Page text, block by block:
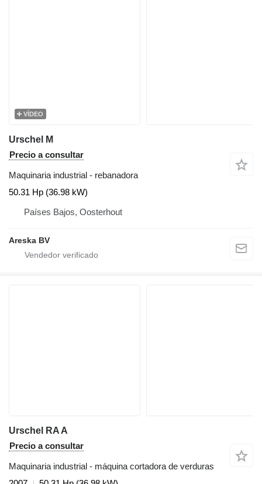
VÍDEO
Urschel M
Precio a consultar
Maquinaria industrial - rebanadora
50.31 Hp (36.98 kW)
Países Bajos, Oosterhout
Areska BV
Urschel RA A
Precio a consultar
Maquinaria industrial - máquina cortadora de verduras